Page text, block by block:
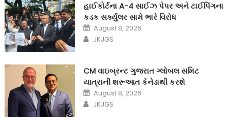
હાઈકોર્ટના A-4 સાઈઝ પેપર અને ટાઈપિંગના
કડક સર્ક્યુલર સામે ભારે વિરોધ
Posted
on
August 8, 2026
Author
JKJGS
CM વાઇબ્રન્ટ ગુજરાત ગ્લોબલ સમિટ
યાત્રાની શરૂઆત કેનેડાથી કરશે
Posted
on
August 8, 2026
Author
JKJGS